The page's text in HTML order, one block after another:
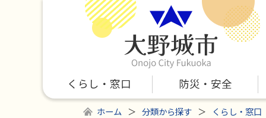
くらし・窓口 防災・安全
ホーム 分類から探す くらし・窓口